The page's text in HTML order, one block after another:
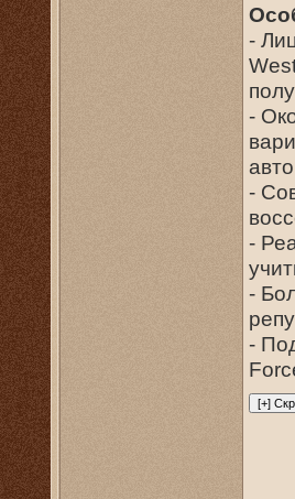
-
-
-
-
-
-